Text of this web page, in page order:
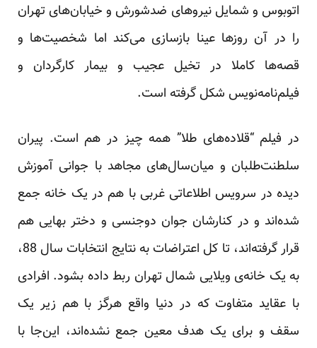
اتوبوس و شمایل نیروهای ضدشورش و خیابان‌های تهران
را در آن روزها عینا بازسازی می‌کند اما شخصیت‌ها و
قصه‌ها کاملا در تخیل عجیب و بیمار کارگردان و
فیلم‌نامه‌نویس شکل گرفته است.
در فیلم “قلاده‌های طلا” همه چیز در هم است. پیران
سلطنت‌طلبان و میان‌سال‌های مجاهد با جوانی آموزش
دیده در سرویس اطلاعاتی غربی با هم در یک خانه جمع
شده‌اند و در کنارشان جوان دوجنسی و دختر بهایی هم
قرار گرفته‌اند، تا کل اعتراضات به نتایج انتخابات سال 88،
به یک خانه‌ی ویلایی شمال تهران ربط داده بشود. افرادی
با عقاید متفاوت که در دنیا واقع هرگز با هم زیر یک
سقف و برای یک هدف معین جمع نشده‌اند، این‌جا با